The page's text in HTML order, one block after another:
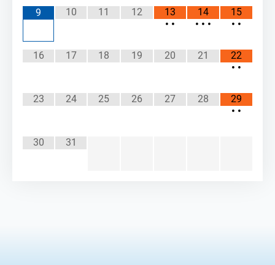
9 10 11 12
13
• •
14
• • •
15
• •
16 17 18 19 20 21
22
• •
23 24 25 26 27 28
29
• •
30 31